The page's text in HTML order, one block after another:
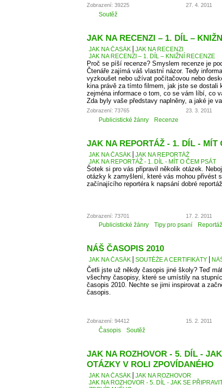
Zobrazení: 39225 27. 4. 2011
Soutěž
JAK NA RECENZI – 1. DÍL –
JAK NA ČASÁK
JAK NA RECENZI
JAK NA RECENZI – 1. DÍL – KNIŽNÍ RECENZE
Proč se píší recenze? Smyslem recenze je
Čtenáře zajímá váš vlastní názor. Tedy
vyzkoušet nebo užívat počítačovou nebo
kina právě za tímto filmem, jak jste se dostali
zejména informace o tom, co se vám líbí, co
Zda byly vaše představy naplněny, a jaké je
Zobrazení: 73765 23. 3. 2011
Publicistické žánry Recenze
JAK NA REPORTÁŽ - 1. DÍL - MÍT
JAK NA ČASÁK
JAK NA REPORTÁŽ
JAK NA REPORTÁŽ - 1. DÍL - MÍT O ČEM PSÁT
Šotek si pro vás připravil několik otázek.
otázky k zamyšlení, které vás mohou přivést
začínajícího reportéra k napsání dobré
Zobrazení: 73701 17. 2. 2011
Publicistické žánry Tipy pro psaní Reportáž
NÁŠ ČASOPIS 2010
JAK NA ČASÁK SOUTĚŽE A CERTIFIKÁTY
Četli jste už někdy časopis jiné školy? Teď
všechny časopisy, které se umístily na
časopis 2010. Nechte se jimi inspirovat a
časopis.
Zobrazení: 94412 15. 2. 2011
Časopis Soutěž
JAK NA ROZHOVOR - 5. DÍL -
OTÁZKY V ROLI ZPOVÍDANÉHO
JAK NA ČASÁK
JAK NA ROZHOVOR
JAK NA ROZHOVOR - 5. DÍL - JAK SE